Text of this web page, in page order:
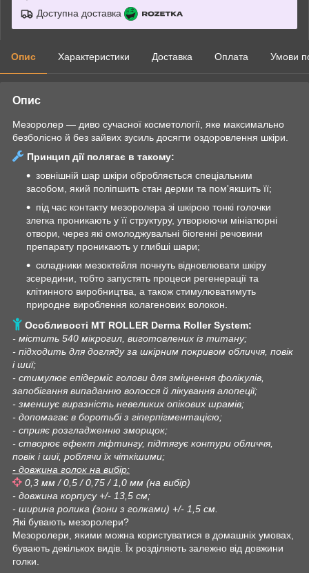
Доступна доставка
Опис Характеристики Доставка Оплата Умови
Опис
Мезоролер — диво сучасної косметології, яке максимально
безболісно й без зайвих зусиль досягти оздоровлення шкіри.
Принцип дії полягає в такому:
зовнішній шар шкіри обробляється спеціальним
засобом, який поліпшить стан дерми та пом'якшить її;
під час контакту мезоролера зі шкірою тонкі голочки
злегка проникають у її структуру, утворюючи мініатюрні
отвори, через які омолоджувальні біогенні речовини
препарату проникають у глибші шари;
складники мезоктейля почнуть відновлювати шкіру
зсередини, тобто запустять процеси регенерації та
клітинного виробництва, а також стимулюватимуть
природне вироблення колагенових волокон.
Особливості MT ROLLER Derma Roller System:
- містить 540 мікрогил, виготовлених із титану;
- підходить для догляду за шкірним покривом обличчя, повік
і шиї;
- стимулює епідерміс голови для зміцнення фолікулів,
запобігання випаданню волосся й лікування алопеції;
- зменшує виразність невеликих опікових шрамів;
- допомагає в боротьбі з гіперпігментацією;
- сприяє розгладженню зморщок;
- створює ефект ліфтингу, підтягує контури обличчя,
повік і шиї, роблячи їх чіткішими;
- довжина голок на вибір:
0,3 мм / 0,5 / 0,75 / 1,0 мм (на вибір)
- довжина корпусу +/- 13,5 см;
- ширина ролика (зони з голками) +/- 1,5 см.
Які бувають мезоролери?
Мезоролери, якими можна користуватися в домашніх умовах,
бувають декількох видів. Їх розділяють залежно від довжини
голки.